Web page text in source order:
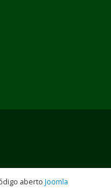
aberto Joomla